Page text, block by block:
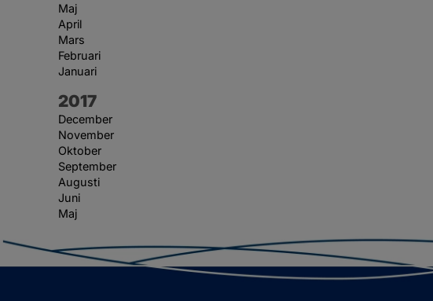
Maj
April
Mars
Februari
Januari
År:
2017
December
November
Oktober
September
Augusti
Juni
Maj